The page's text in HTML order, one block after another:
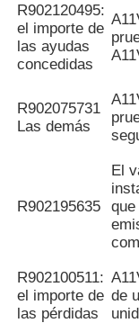
R902120495:
el importe de
las ayudas
concedidas
R902075731
Las demás
R902195635
El
que
R902100511:
el importe de
las pérdidas
de